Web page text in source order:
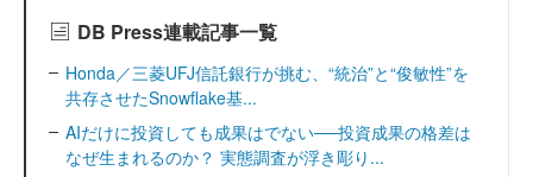
DB Press連載記事一覧
Honda／三菱UFJ信託銀行が挑む、“統治”と“俊敏性”を
共存させたSnowflake基...
AIだけに投資しても成果はでない──投資成果の格差は
なぜ生まれるのか？ 実態調査が浮き彫り...